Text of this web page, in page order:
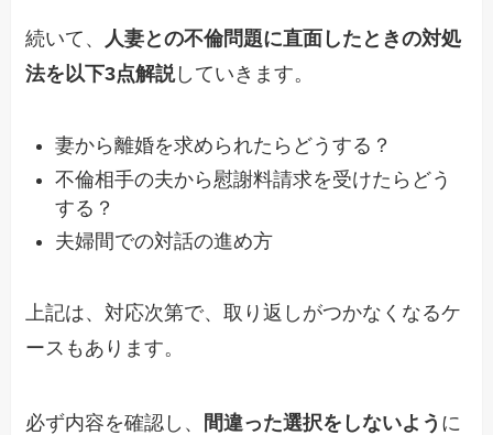
続いて、 人妻との不倫問題に直面したときの対処
法を以下3点解説していきます。
妻から離婚を求められたらどうする？
不倫相手の夫から慰謝料請求を受けたらどう
する？
夫婦間での対話の進め方
上記は、対応次第で、取り返しがつかなくなるケ
ースもあります。
必ず内容を確認し、 間違った選択をしないよう に